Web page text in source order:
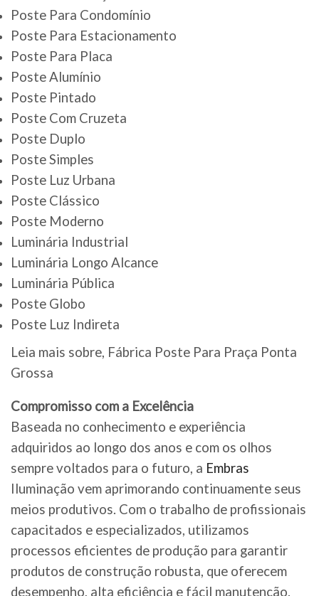
Poste Para Condomínio
Poste Para Estacionamento
Poste Para Placa
Poste Alumínio
Poste Pintado
Poste Com Cruzeta
Poste Duplo
Poste Simples
Poste Luz Urbana
Poste Clássico
Poste Moderno
Luminária Industrial
Luminária Longo Alcance
Luminária Pública
Poste Globo
Poste Luz Indireta
Leia mais sobre, Fábrica Poste Para Praça Ponta
Grossa
Compromisso com a Excelência
Baseada no conhecimento e experiência
adquiridos ao longo dos anos e com os olhos
sempre voltados para o futuro, a Embras
Iluminação vem aprimorando continuamente seus
meios produtivos. Com o trabalho de profissionais
capacitados e especializados, utilizamos
processos eficientes de produção para garantir
produtos de construção robusta, que oferecem
desempenho, alta eficiência e fácil manutenção.